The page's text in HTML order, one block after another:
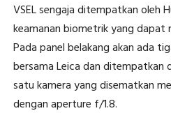
VSEL sengaja ditempatkan oleh
keamanan biometrik yang dapat
Pada panel belakang akan ada
bersama Leica dan ditempatkan
satu kamera yang disematkan
dengan aperture f/1.8.